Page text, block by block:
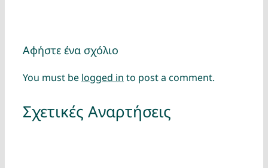
Αφήστε ένα σχόλιο
You must be logged in to post a comment.
Σχετικές Αναρτήσεις